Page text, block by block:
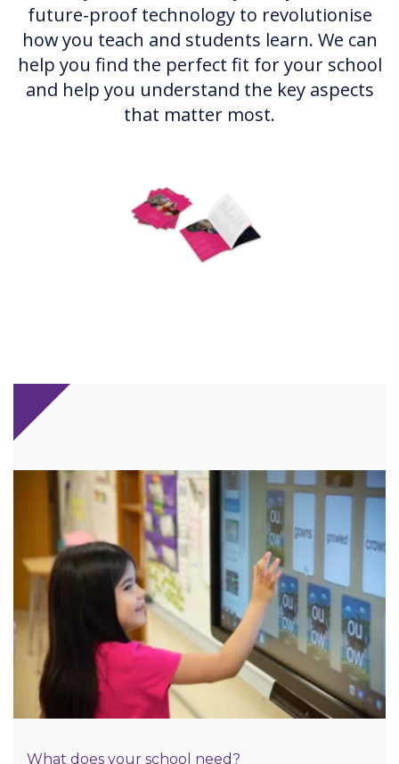
future-proof technology to revolutionise
how you teach and students learn. We can
help you find the perfect fit for your school
and help you understand the key aspects
that matter most.
What does your school need?